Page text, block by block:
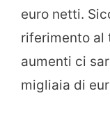
euro netti.
riferimento al
aumenti ci
migliaia di